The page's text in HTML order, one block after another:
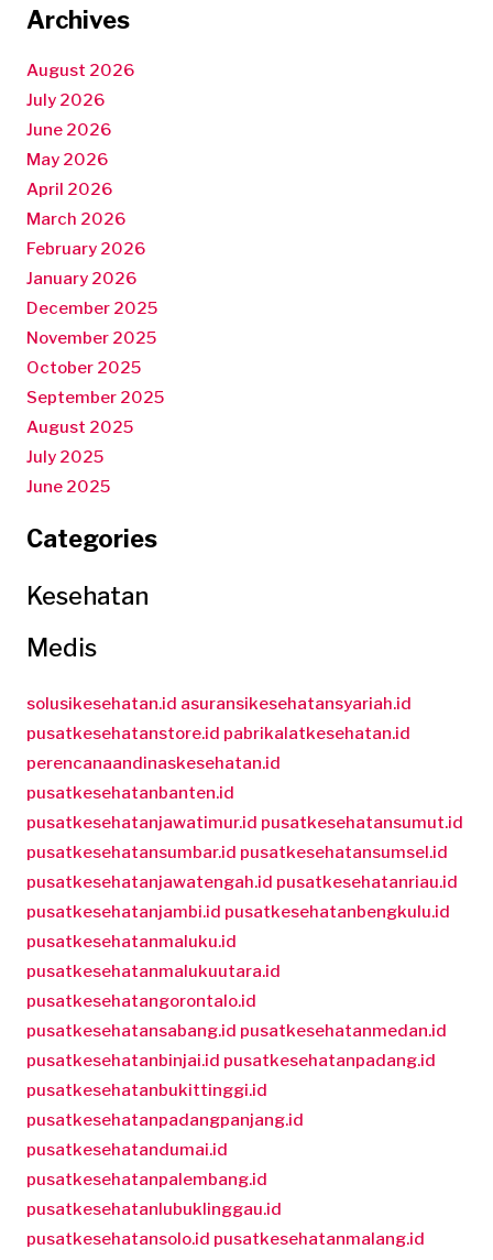
Archives
August 2026
July 2026
June 2026
May 2026
April 2026
March 2026
February 2026
January 2026
December 2025
November 2025
October 2025
September 2025
August 2025
July 2025
June 2025
Categories
Kesehatan
Medis
solusikesehatan.id asuransikesehatansyariah.id
pusatkesehatanstore.id pabrikalatkesehatan.id
perencanaandinaskesehatan.id
pusatkesehatanbanten.id
pusatkesehatanjawatimur.id pusatkesehatansumut.id
pusatkesehatansumbar.id pusatkesehatansumsel.id
pusatkesehatanjawatengah.id pusatkesehatanriau.id
pusatkesehatanjambi.id pusatkesehatanbengkulu.id
pusatkesehatanmaluku.id
pusatkesehatanmalukuutara.id
pusatkesehatangorontalo.id
pusatkesehatansabang.id pusatkesehatanmedan.id
pusatkesehatanbinjai.id pusatkesehatanpadang.id
pusatkesehatanbukittinggi.id
pusatkesehatanpadangpanjang.id
pusatkesehatandumai.id
pusatkesehatanpalembang.id
pusatkesehatanlubuklinggau.id
pusatkesehatansolo.id pusatkesehatanmalang.id